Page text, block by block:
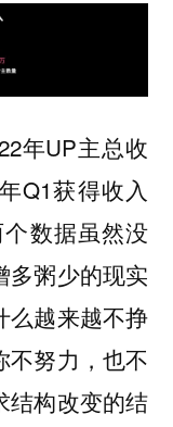
年UP主总收
Q1获得收入
数据虽然没
多粥少的现实
么越来越不挣
不努力，也不
结构改变的结